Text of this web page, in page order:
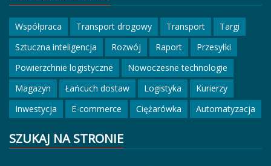
Współpraca Transport drogowy Transport
Targi
Sztuczna inteligencja
Rozwój Raport
Przesyłki
Powierzchnie logistyczne
Nowoczesne technologie
Magazyn
Łańcuch dostaw Logistyka
Kurierzy
Inwestycja
E-commerce Ciężarówka Automatyzacja
SZUKAJ NA STRONIE